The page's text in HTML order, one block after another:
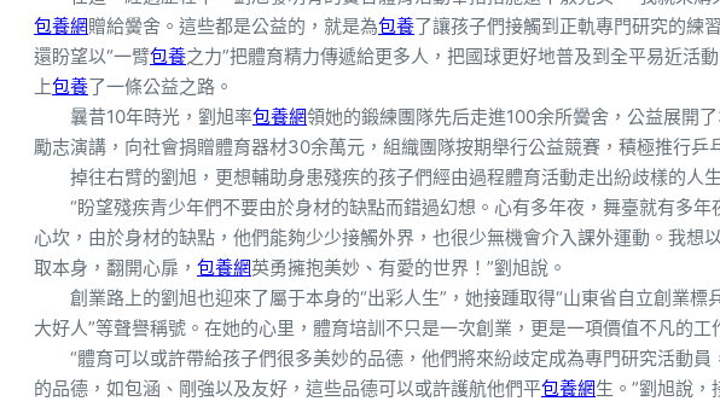
包養網贈給黌舍。這些都是公益的，就是為包養了讓孩子們接觸到正軌專門研究的練
還盼望以“一臂包養之力”把體育精力傳遞給更多人，把國球更好地普及到全平易近活
上包養了一條公益之路。
曩昔10年時光，劉旭率包養網領她的鍛練團隊先后走進100余所黌舍，公益展開
勵志演講，向社會捐贈體育器材30余萬元，組織團隊按期舉行公益競賽，積極推行乒
掉往右臂的劉旭，更想輔助身患殘疾的孩子們經由過程體育活動走出紛歧樣的人
“盼望殘疾青少年們不要由於身材的缺點而錯過幻想。心有多年夜，舞臺就有多年
心坎，由於身材的缺點，他們能夠少少接觸外界，也很少無機會介入課外運動。我想
取本身，翻開心扉， 包養網英勇擁抱美妙、有愛的世界！”劉旭說。
創業路上的劉旭也迎來了屬于本身的“出彩人生”，她接踵取得“山東省自立創業標
大好人”等聲譽稱號。在她的心里，體育培訓不只是一次創業，更是一項價值不凡的工
“體育可以或許帶給孩子們很多美妙的品德，他們將來紛歧定成為專門研究活動
的品德，如包涵、剛強以及友好，這些品德可以或許護航他們平包養網生。”劉旭說